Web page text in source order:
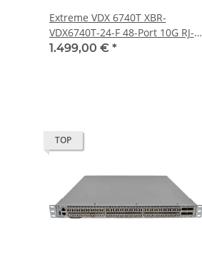
Extreme VDX 6740T XBR-
VDX6740T-24-F 48-Port 10G RJ-
45 Ethernet Switch 4x 40G
1.499,00 € *
TOP